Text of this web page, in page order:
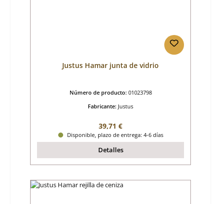
Justus Hamar junta de vidrio
Número de producto: 01023798
Fabricante: Justus
Precio normal:
39,71 €
Disponible, plazo de entrega: 4-6 días
Detalles